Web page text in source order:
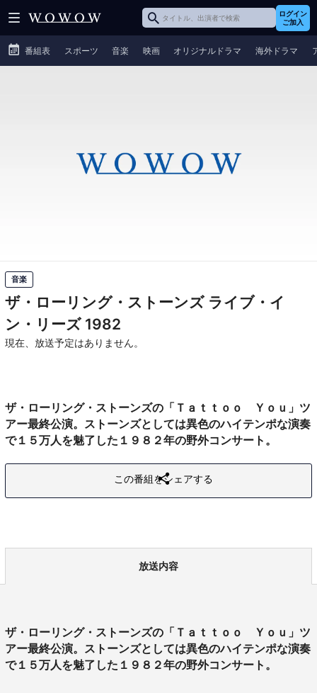
ログイン
ご加入
番組表 スポーツ 音楽 映画 オリジナルドラマ 海外ドラマ
音楽
ザ・ローリング・ストーンズ ライブ・イ
ン・リーズ 1982
現在、放送予定はありません。
ザ・ローリング・ストーンズの「Ｔａｔｔｏｏ Ｙｏｕ」ツ
アー最終公演。ストーンズとしては異色のハイテンポな演奏
で１５万人を魅了した１９８２年の野外コンサート。
この番組をシェアする
放送内容
ザ・ローリング・ストーンズの「Ｔａｔｔｏｏ Ｙｏｕ」ツ
アー最終公演。ストーンズとしては異色のハイテンポな演奏
で１５万人を魅了した１９８２年の野外コンサート。